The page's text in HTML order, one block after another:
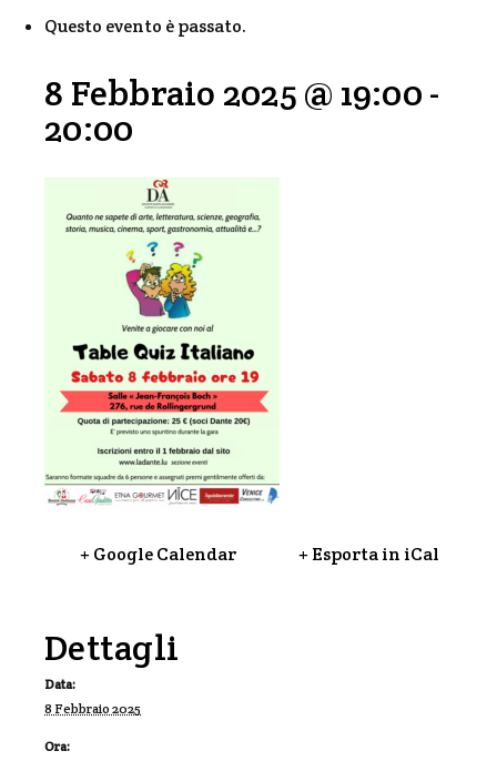
Questo evento è passato.
8 Febbraio 2025 @ 19:00-
20:00
+ Google Calendar + Esporta in iCal
Dettagli
Data:
8 Febbraio 2025
Ora: